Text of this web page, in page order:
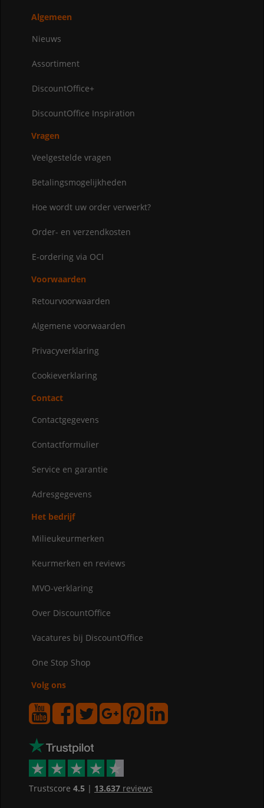
Algemeen
Nieuws
Assortiment
DiscountOffice+
DiscountOffice Inspiration
Vragen
Veelgestelde vragen
Betalingsmogelijkheden
Hoe wordt uw order verwerkt?
Order- en verzendkosten
E-ordering via OCI
Voorwaarden
Retourvoorwaarden
Algemene voorwaarden
Privacyverklaring
Cookieverklaring
Contact
Contactgegevens
Contactformulier
Service en garantie
Adresgegevens
Het bedrijf
Milieukeurmerken
Keurmerken en reviews
MVO-verklaring
Over DiscountOffice
Vacatures bij DiscountOffice
One Stop Shop
Volg ons
Trustscore 4.5| 13.637reviews